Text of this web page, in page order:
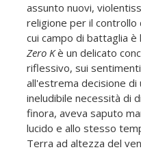
assunto nuovi,
religione per il controllo
cui campo di battaglia
Zero Kè un delicato
riflessivo, sui
all'estrema decisione di
ineludibile necessità di
finora, aveva saputo
lucido e allo stesso
Terra ad altezza del